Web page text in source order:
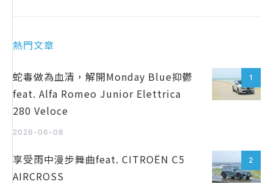
熱門文章
1
蛇毒做為血清，解開Monday Blue抑鬱
feat. Alfa Romeo Junior Elettrica
280 Veloce
2026-06-08
2
享受雨中漫步舞曲feat. CITROËN C5
AIRCROSS